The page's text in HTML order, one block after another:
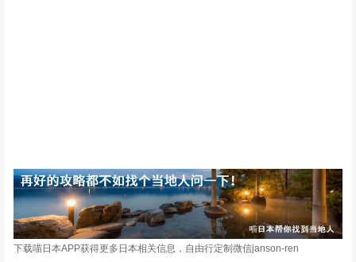
下载喵日本APP获得更多日本相关信息，自由行定制微信janson-ren